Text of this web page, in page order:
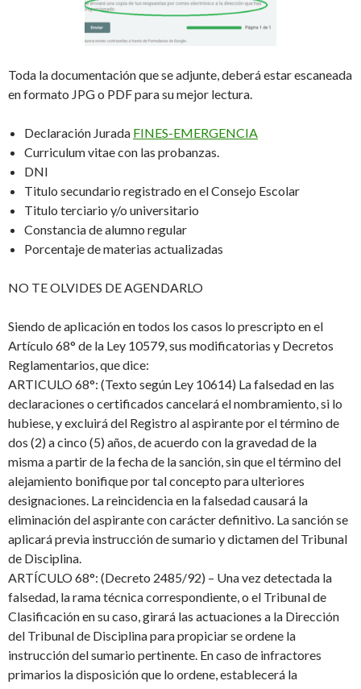
Toda la documentación que se adjunte, deberá estar escaneada
en formato JPG o PDF para su mejor lectura.
Declaración Jurada FINES-EMERGENCIA
Curriculum vitae con las probanzas.
DNI
Titulo secundario registrado en el Consejo Escolar
Titulo terciario y/o universitario
Constancia de alumno regular
Porcentaje de materias actualizadas
NO TE OLVIDES DE AGENDARLO
Siendo de aplicación en todos los casos lo prescripto en el
Artículo 68° de la Ley 10579, sus modificatorias y Decretos
Reglamentarios, que dice:
ARTICULO 68°: (Texto según Ley 10614) La falsedad en las
declaraciones o certificados cancelará el nombramiento, si lo
hubiese, y excluirá del Registro al aspirante por el término de
dos (2) a cinco (5) años, de acuerdo con la gravedad de la
misma a partir de la fecha de la sanción, sin que el término del
alejamiento bonifique por tal concepto para ulteriores
designaciones. La reincidencia en la falsedad causará la
eliminación del aspirante con carácter definitivo. La sanción se
aplicará previa instrucción de sumario y dictamen del Tribunal
de Disciplina.
ARTÍCULO 68°: (Decreto 2485/92) – Una vez detectada la
falsedad, la rama técnica correspondiente, o el Tribunal de
Clasificación en su caso, girará las actuaciones a la Dirección
del Tribunal de Disciplina para propiciar se ordene la
instrucción del sumario pertinente. En caso de infractores
primarios la disposición que lo ordene, establecerá la